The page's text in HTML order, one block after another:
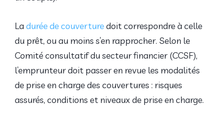
La durée de couverturedoit correspondre à celle
du prêt, ou au moins s’en rapprocher. Selon le
Comité consultatif du secteur financier (CCSF),
l’emprunteur doit passer en revue les modalités
de prise en charge des couvertures : risques
assurés, conditions et niveaux de prise en charge.